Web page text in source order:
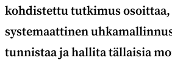
kohdistettu tutkimus osoittaa,
systemaattinen
tunnistaa ja hallita tällaisia